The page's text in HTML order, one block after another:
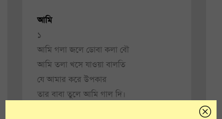
আমি
১
আমি গলা জলে ডোবা কলা বৌ
আমি তলা খসে যাওয়া বালতি
যে আমার করে উপকার
তার বাবা তুলে আমি গাল দি।